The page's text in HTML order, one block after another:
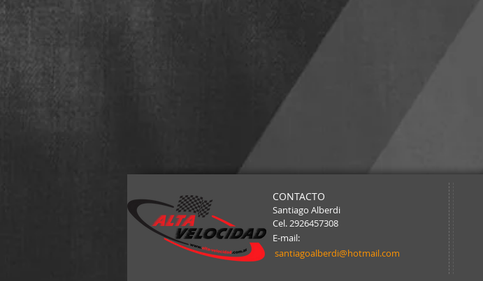
CONTACTO
Santiago Alberdi
Cel. 2926457308
E-mail:
santiagoalberdi@hotmail.com